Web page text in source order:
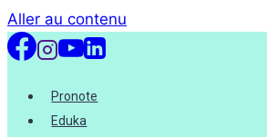
Aller au contenu
Pronote
Eduka